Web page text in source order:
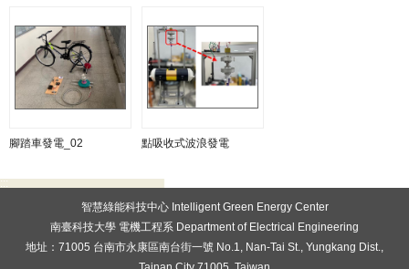
腳踏車發電_02 點吸收式波浪發電
:::
智慧綠能科技中心 Intelligent Green Energy Center
南臺科技大學 電機工程系 Department of Electrical Engineering
地址：71005 台南市永康區南台街一號 No.1, Nan-Tai St., Yungkang Dist.,